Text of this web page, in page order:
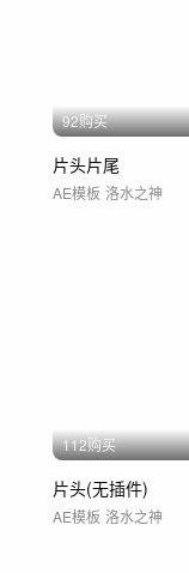
92购买
片头片尾
AE模板 洛水之神
112购买
片头(无插件)
AE模板 洛水之神